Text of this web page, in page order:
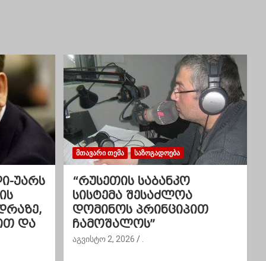
უარს
და
ᲛᲗᲐᲕᲐᲠᲘ ᲗᲔᲛᲐ ᲡᲐᲖᲝᲒᲐᲓᲝᲔᲑᲐ
“რუსეთის საბანკო
სისტემა შესაძლოა
დომინოს პრინციპით
ჩამოშალოს”
აგვისტო 2, 2026